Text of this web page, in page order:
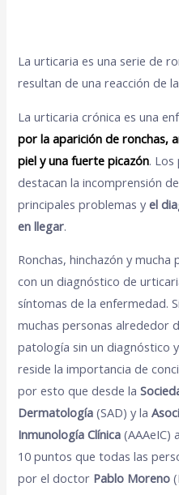
La urticaria es una serie de
resultan de una reacción de
La urticaria crónica es una
por la aparición de ronchas,
piel y una fuerte picazón. Los
destacan la incomprensión
principales problemas yel
en llegar.
Ronchas, hinchazón y mucha
con un diagnóstico de
síntomas de la enfermedad.
muchas personas alrededor
patología sin un diagnóstico
reside la importancia de
por esto que desde la
Dermatología (SAD) y la
Inmunología Clínica (AAAeIC)
10 puntos que todas las
por el doctor Pablo Moreno